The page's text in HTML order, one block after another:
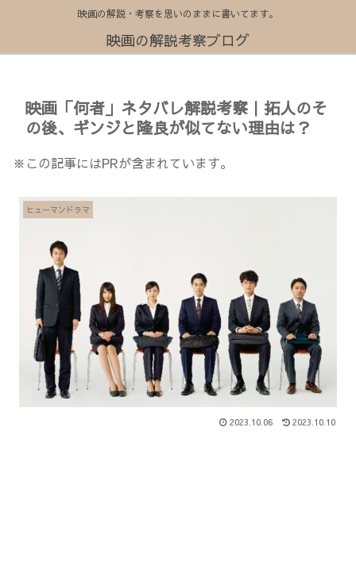
映画の解説・考察を思いのままに書いてます。
映画の解説考察ブログ
映画「何者」ネタバレ解説考察｜拓人のそ
の後、ギンジと隆良が似てない理由は？
※この記事にはPRが含まれています。
ヒューマンドラマ
2023.10.06 2023.10.10